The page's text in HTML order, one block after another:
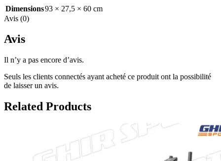
Dimensions93 × 27,5 × 60 cm
Avis (0)
Avis
Il n’y a pas encore d’avis.
Seuls les clients connectés ayant acheté ce produit ont la possibilité
de laisser un avis.
Related Products